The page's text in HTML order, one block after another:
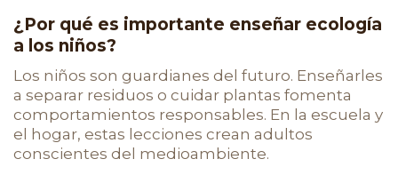
¿Por qué es importante enseñar ecología
a los niños?
Los niños son guardianes del futuro. Enseñarles
a separar residuos o cuidar plantas fomenta
comportamientos responsables. En la escuela y
el hogar, estas lecciones crean adultos
conscientes del medioambiente.